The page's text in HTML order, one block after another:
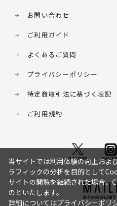
お問い合わせ
ご利用ガイド
よくあるご質問
プライバシーポリシー
特定商取引法に基づく表記
ご利用規約
当サイトでは利用体験の向上およ
ラフィックの分析を目的として
サイトの閲覧を継続された場合、
のといたします。
詳細についてはプライバシーポリ